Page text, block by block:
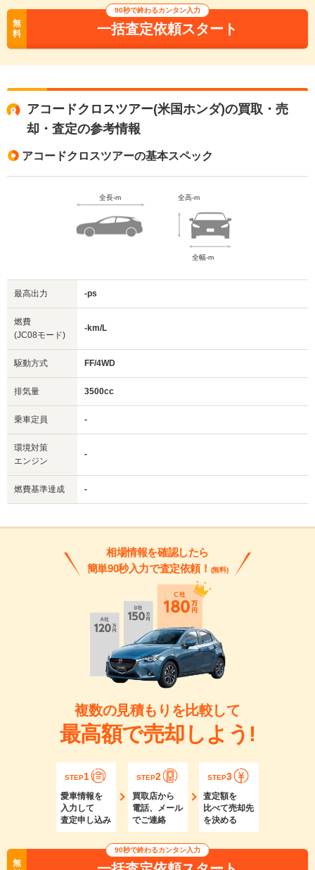
無
料
90秒で終わるカンタン入力
一括査定依頼スタート
アコードクロスツアー(米国ホンダ)の買取・売
却・査定の参考情報
アコードクロスツアーの基本スペック
全長-m 全高-m
全幅-m
最高出力 -ps
燃費
(JC08モード)
-km/L
駆動方式 FF/4WD
排気量 3500cc
乗車定員 -
環境対策
エンジン
-
燃費基準達成 -
相場情報を確認したら
簡単90秒入力で査定依頼！ (無料)
複数の見積もりを比較して
最高額で売却しよう!
STEP1
愛車情報を
入力して
査定申し込み
STEP2
買取店から
電話、メール
でご連絡
STEP3
査定額を
比べて売却先
を決める
無
90秒で終わるカンタン入力